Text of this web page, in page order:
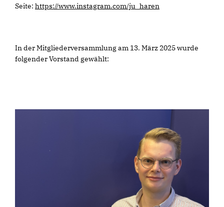
Seite: https://www.instagram.com/ju_haren
In der Mitgliederversammlung am 13. März 2025 wurde
folgender Vorstand gewählt: